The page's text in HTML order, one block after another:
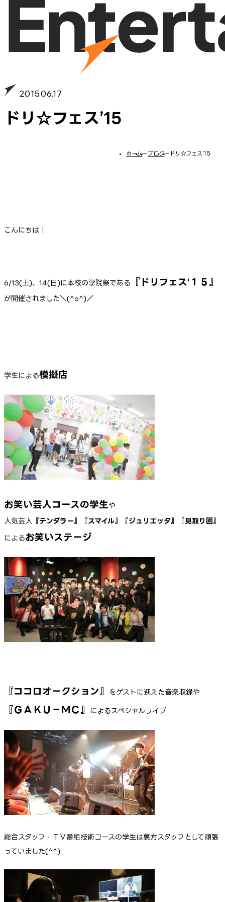
2015.06.17
ドリ☆フェス’15
ホーム− ブログ− ドリ☆フェス’15
こんにちは！
6/13(土)、14(日)に本校の学院祭である 『ドリフェス‘１５』
が開催されました＼(^o^)／
学生による模擬店
お笑い芸人コースの学生 や
人気芸人 『テンダラー』『スマイル』『ジュリエッタ』『見取り図』
によるお笑いステージ
『ココロオークション』 をゲストに迎えた音楽収録や
『ＧＡＫＵ－ＭＣ』 によるスペシャルライブ
総合スタッフ・ＴＶ番組技術コースの学生は裏方スタッフとして頑張
っていました(^^)